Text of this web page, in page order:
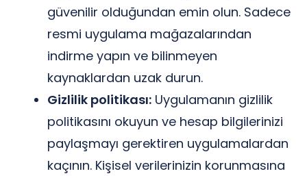
güvenilir olduğundan emin olun. Sadece
resmi uygulama mağazalarından
indirme yapın ve bilinmeyen
kaynaklardan uzak durun.
Gizlilik politikası: Uygulamanın gizlilik
politikasını okuyun ve hesap bilgilerinizi
paylaşmayı gerektiren uygulamalardan
kaçının. Kişisel verilerinizin korunmasına